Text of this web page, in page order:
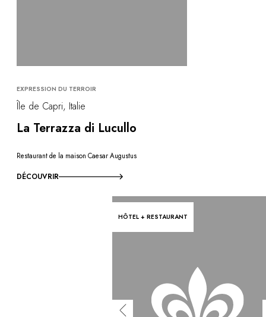
EXPRESSION DU TERROIR
Île de Capri, Italie
La Terrazza di Lucullo
Restaurant de la maison Caesar Augustus
DÉCOUVRIR
HÔTEL + RESTAURANT